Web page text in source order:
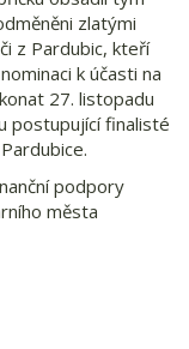
zlatými
z Pardubic, kteří
k účasti na
27. listopadu
postupující finalisté
podpory
města